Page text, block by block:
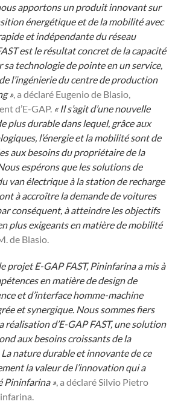
apportons un produit innovant sur
énergétique et de la mobilité avec
et indépendante du réseau
est le résultat concret de la capacité
sa technologie de pointe en un service,
de l’ingénierie du centre de production
», a déclaré Eugenio de Blasio,
d’E-GAP. « Il s’agit d’une nouvelle
plus durable dans lequel, grâce aux
l’énergie et la mobilité sont de
aux besoins du propriétaire de la
espérons que les solutions de
van électrique à la station de recharge
à accroître la demande de voitures
conséquent, à atteindre les objectifs
plus exigeants en matière de mobilité
de Blasio.
projet E-GAP FAST, Pininfarina a mis à
en matière de design de
et d’interface homme-machine
et synergique. Nous sommes fiers
réalisation d’E-GAP FAST, une solution
aux besoins croissants de la
nature durable et innovante de ce
la valeur de l’innovation qui a
Pininfarina », a déclaré Silvio Pietro